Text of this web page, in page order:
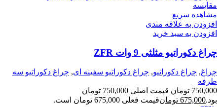
مقایسه
مشاهده سریع
افزودن به علاقه مندی
افزودن به سبد خرید
چراغ دکوراتیو مثلثی 9 وات ZFR
چراغ, چراغ دکوراتیو, چراغ دکوراتیو سفینه ای, چراغ دکوراتیو سه
طرفه
750,000 تومان
قیمت اصلی 750,000 تومان
بود.675,000 تومانقیمت فعلی 675,000 تومان است.